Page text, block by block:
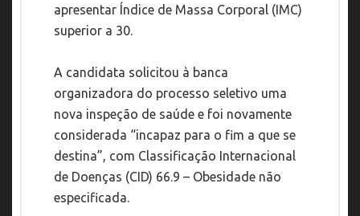
apresentar Índice de Massa Corporal (IMC)
superior a 30.
A candidata solicitou à banca
organizadora do processo seletivo uma
nova inspeção de saúde e foi novamente
considerada “incapaz para o fim a que se
destina”, com Classificação Internacional
de Doenças (CID) 66.9 – Obesidade não
especificada.